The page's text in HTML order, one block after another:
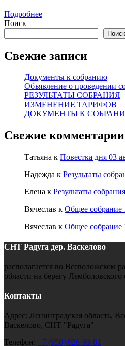
Подробнее
Поиск
Поиск
Свежие записи
Документы к собранию
Объявление о проведении
РЕЗУЛЬТАТЫ СОБРАНИЯ
ИЗМЕНЕНИЕ ТАРИФОВ
ДОКУМЕНТЫ К
Свежие комментарии
Татьяна к Повестка дня 03
Надежда к Результаты
Елена к Результаты
Вячеслав к Общее собрание
Вячеслав к Общее собрание
СНТ Радуга дер. Васкелово
располагается во Всеволожском
области на берегу Лемболовского
Контакты
Адрес: Ленинградская область,
Васкелово, СНТ "Радуга"
Телефон: +7 (950) 026-99-81